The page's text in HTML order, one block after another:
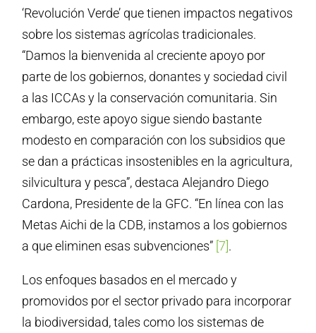
‘Revolución Verde’ que tienen impactos negativos
sobre los sistemas agrícolas tradicionales.
“Damos la bienvenida al creciente apoyo por
parte de los gobiernos, donantes y sociedad civil
a las ICCAs y la conservación comunitaria. Sin
embargo, este apoyo sigue siendo bastante
modesto en comparación con los subsidios que
se dan a prácticas insostenibles en la agricultura,
silvicultura y pesca”, destaca Alejandro Diego
Cardona, Presidente de la GFC. “En línea con las
Metas Aichi de la CDB, instamos a los gobiernos
a que eliminen esas subvenciones” [7] .
Los enfoques basados en el mercado y
promovidos por el sector privado para incorporar
la biodiversidad, tales como los sistemas de